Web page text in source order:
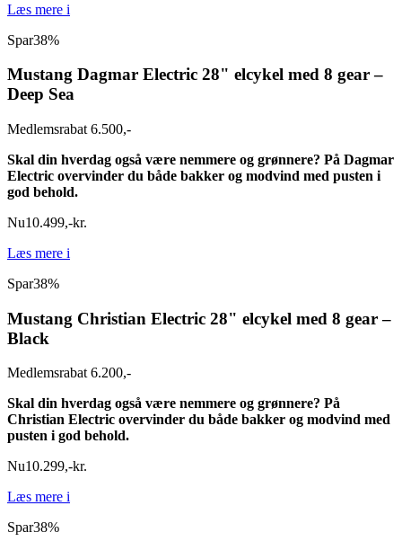
Læs mere i
Spar38%
Mustang Dagmar Electric 28" elcykel med 8 gear –
Deep Sea
Medlemsrabat 6.500,-
Skal din hverdag også være nemmere og grønnere? På Dagmar
Electric overvinder du både bakker og modvind med pusten i
god behold.
Nu10.499,-kr.
Læs mere i
Spar38%
Mustang Christian Electric 28" elcykel med 8 gear –
Black
Medlemsrabat 6.200,-
Skal din hverdag også være nemmere og grønnere? På
Christian Electric overvinder du både bakker og modvind med
pusten i god behold.
Nu10.299,-kr.
Læs mere i
Spar38%